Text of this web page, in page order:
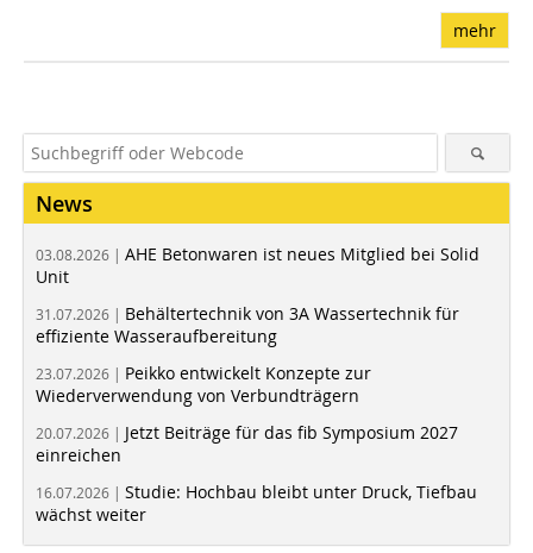
mehr
News
03.08.2026 | AHE Betonwaren ist neues Mitglied bei Solid
Unit
31.07.2026 | Behältertechnik von 3A Wassertechnik für
effiziente Wasseraufbereitung
23.07.2026 | Peikko entwickelt Konzepte zur
Wiederverwendung von Verbundträgern
20.07.2026 | Jetzt Beiträge für das fib Symposium 2027
einreichen
16.07.2026 | Studie: Hochbau bleibt unter Druck, Tiefbau
wächst weiter